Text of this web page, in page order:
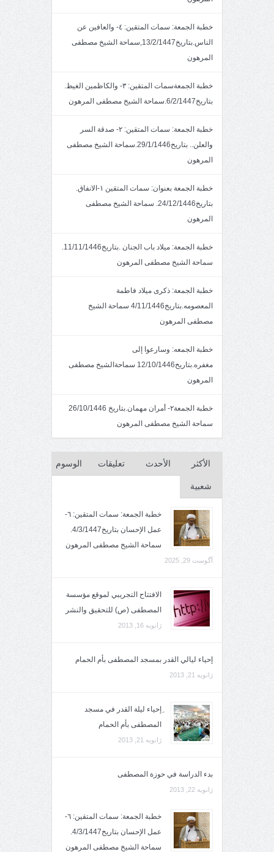
خطبة الجمعة: سمات المتقين: ٤- والعافين عن
الناس.بتاريخ13/2/1447,سماحة الشيخ مصطفى
المرهون
خطبة الجمعةسمات المتقين: ٣- والكاظمين الغيظ.
بتاريخ6/2/1447.سماحة الشيخ مصطفى المرهون
خطبة الجمعة: سمات المتقين: ٢- صدقة السر
والعلن.. بتاريخ29/1/1446.سماحة الشيخ مصطفى
المرهون
خطبة الجمعة بعنوان: سمات المتقين ١-الانفاق.
بتاريخ24/12/1446. سماحة الشيخ مصطفى
المرهون
خطبة الجمعة: ميلاد باب الجنان .بتاريخ11/11/1446.
سماحة الشيخ مصطفى المرهون
خطبة الجمعة: ذكرى ميلاد فاطمة
المعصومه.بتاريخ4/11/1446 سماحة الشيخ
مصطفى المرهون
خطبة الجمعه: وسارعوا إلى
مغفره.بتاريخ12/10/1446 سماحةالشيخ مصطفى
المرهون
خطبة الجمعة٢- أمران مهمان.بتاريخ 26/10/1446
سماحة الشيخ مصطفى المرهون
الأكثر
شعبية
الأحدث تعليقات الوسوم
خطبة الجمعة: سمات المتقين: ٦-
عمل الإحسان بتاريخ4/3/1447.
سماحة الشيخ مصطفى المرهون
آگوست 29, 2025
الافتتاح التجريبي لموقع مؤسسة
المصطفى (ص) للتحقيق والنشر
ژانویه 16, 2013
إحياء ليالي القدر بمسجد المصطفى بأم الحمام
ژانویه 21, 2013
ِإحياء ليلة القدر في مسجد
المصطفى بأم الحمام
ژانویه 21, 2013
بدء الدراسة في حوزة المصطفى
ژانویه 22, 2013
خطبة الجمعة: سمات المتقين: ٦-
عمل الإحسان بتاريخ4/3/1447.
سماحة الشيخ مصطفى المرهون